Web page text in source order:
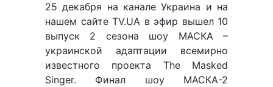
25 декабря на канале Украина и на
нашем сайте TV.UA в эфир вышел 10
выпуск 2 сезона шоу МАСКА –
украинской адаптации всемирно
известного проекта The Masked
Singer. Финал шоу МАСКА-2